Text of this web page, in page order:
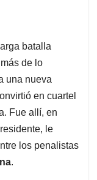
batalla
de lo
una nueva
en cuartel
Fue allí, en
le
los penalistas
.